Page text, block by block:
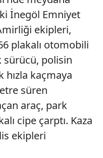
İnegöl Emniyet
ekipleri,
plakalı otomobili
sürücü, polisin
hızla kaçmaya
süren
araç, park
cipe çarptı. Kaza
ekipleri